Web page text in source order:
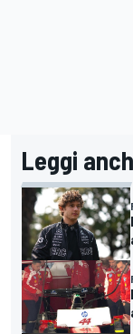
Leggi